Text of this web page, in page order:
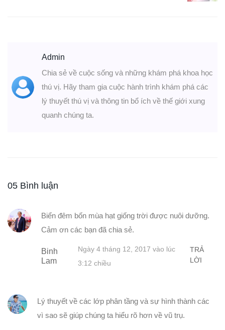
Admin
Chia sẻ về cuộc sống và những khám phá khoa học
thú vị. Hãy tham gia cuộc hành trình khám phá các
lý thuyết thú vị và thông tin bổ ích về thế giới xung
quanh chúng ta.
05 Bình luận
Biển đêm bốn mùa hạt giống trời được nuôi dưỡng.
Cảm ơn các bạn đã chia sẻ.
Binh
Lam
Ngày 4 tháng 12, 2017 vào lúc
3:12 chiều
TRẢ
LỜI
Lý thuyết về các lớp phân tầng và sự hình thành các
vì sao sẽ giúp chúng ta hiểu rõ hơn về vũ trụ.